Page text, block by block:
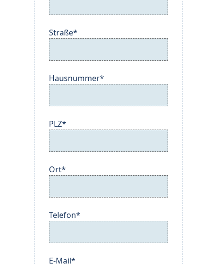
Straße*
Hausnummer*
PLZ*
Ort*
Telefon*
E-Mail*